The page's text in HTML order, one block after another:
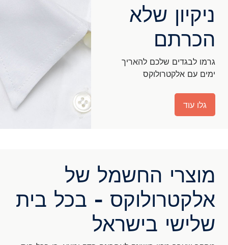
ניקיון שלא
הכרתם
גרמו לבגדים שלכם להאריך
ימים עם אלקטרולוקס
גלו עוד
מוצרי החשמל של
אלקטרולוקס - בכל בית
שלישי בישראל